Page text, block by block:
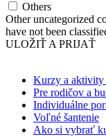
Others
Other uncategorized
have not been
ULOŽIŤ A PRIJAŤ
Kurzy a aktivity
Pre rodičov a
Individuálne
Voľné šantenie
Ako si vybrať